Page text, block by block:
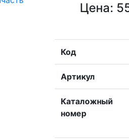
Цена:
Код
Артикул
Каталожный
номер